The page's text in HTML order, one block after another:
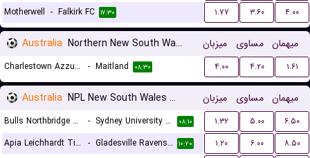
Motherwell - Falkirk FC ۱۷:۳۰ ۱.۷۷ ۳.۶۰ ۴.۰۰
Australia Northern New South Wales میزبان مساوی میهمان
Charlestown Azzurri - Maitland ۰۸:۳۰ ۴.۰۰ ۴.۲۰ ۱.۶۱
Australia NPL New South Wales Women میزبان مساوی میهمان
Bulls Northbridge FC Academy (W) - Sydney University FC (W) ۰۸:۱۰ ۱.۳۲ ۵.۰۰
۶.۵۰
Apia Leichhardt Tigers (W) - Gladesville Ravens (W) ۱۰:۲۰ ۱.۲۰ ۶.۰۰
۸.۵۰